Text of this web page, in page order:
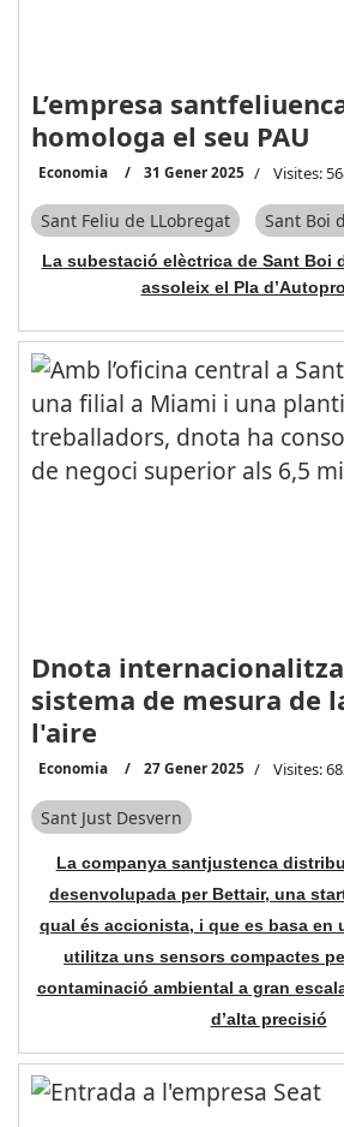
L’empresa
homologa el seu PAU
Economia 31 Gener 2025 Visites:
Sant Feliu de LLobregat Sant Boi
La subestació elèctrica de Sant Boi
assoleix el Pla
Dnota
sistema de mesura de
l'aire
Economia 27 Gener 2025 Visites:
Sant Just Desvern
La companya santjustenca
desenvolupada per Bettair, una
qual és accionista, i que es basa en
utilitza uns sensors compactes
contaminació ambiental a gran
d’alta precisió